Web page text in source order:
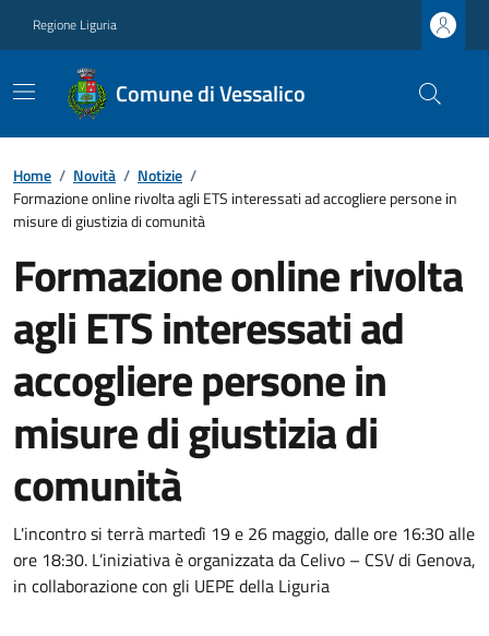
Regione Liguria
Comune di Vessalico
Home / Novità / Notizie /
Formazione online rivolta agli ETS interessati ad accogliere persone in
misure di giustizia di comunità
Formazione online rivolta
agli ETS interessati ad
accogliere persone in
misure di giustizia di
comunità
L'incontro si terrà martedì 19 e 26 maggio, dalle ore 16:30 alle
ore 18:30. L’iniziativa è organizzata da Celivo – CSV di Genova,
in collaborazione con gli UEPE della Liguria